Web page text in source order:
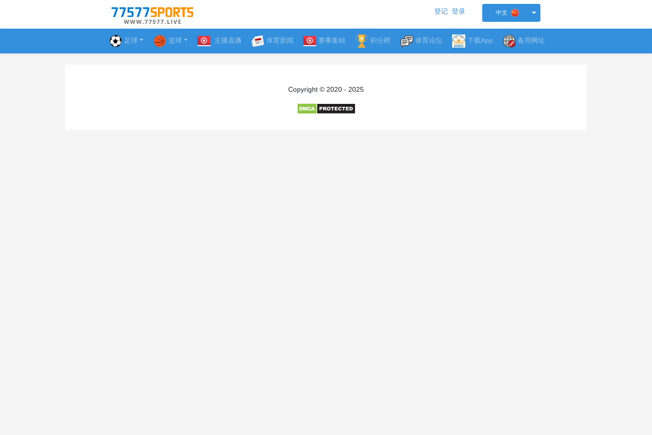
登记 登录 中文
足球 篮球 主播直播 体育新闻 赛事集锦 积分榜 体育论坛 下载App 备用网址
Copyright © 2020 - 2025